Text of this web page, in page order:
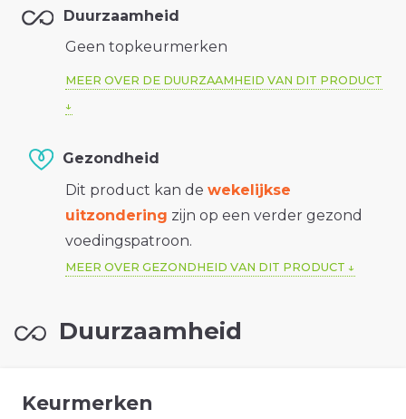
Duurzaamheid
Geen topkeurmerken
MEER OVER DE DUURZAAMHEID VAN DIT PRODUCT
Gezondheid
Dit product kan de wekelijkse
uitzondering zijn op een verder gezond
voedingspatroon.
MEER OVER GEZONDHEID VAN DIT PRODUCT
Duurzaamheid
Keurmerken